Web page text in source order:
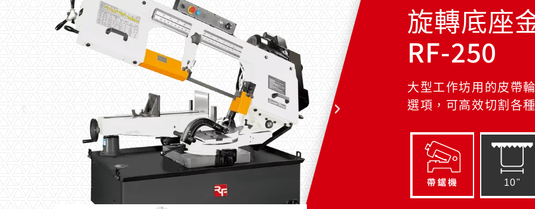
旋轉底座
RF-250
大型工作坊用的皮帶
選項，可高效切割各
10"